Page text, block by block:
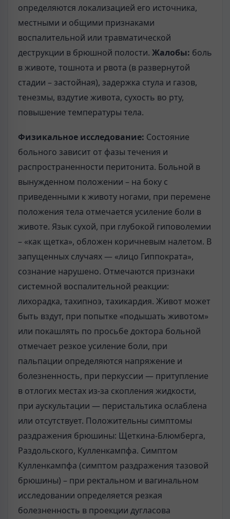
определяются локализацией его источника,
местными и общими признаками
воспалительной или травматической
деструкции в брюшной полости. Жалобы: боль
в животе, тошнота и рвота (в развернутой
стадии – застойная), задержка стула и газов,
тенезмы, вздутие живота, сухость во рту,
повышение температуры тела.
Физикальное исследование: Состояние
больного зависит от фазы течения и
распространенности перитонита. Больной в
вынужденном положении – на боку с
приведенными к животу ногами, при перемене
положения тела отмечается усиление боли в
животе. Язык сухой, при глубокой гиповолемии
– «как щетка», обложен коричневым налетом. В
запущенных случаях — «лицо Гиппократа»,
сознание нарушено. Отмечаются признаки
системной воспалительной реакции:
лихорадка, тахипноэ, тахикардия. Живот может
быть вздут, при попытке «подышать животом»
или покашлять по просьбе доктора больной
отмечает резкое усиление боли, при
пальпации определяются напряжение и
болезненность, при перкуссии — притупление
в отлогих местах из-за скопления жидкости,
при аускультации — перистальтика ослаблена
или отсутствует. Положительны симптомы
раздражения брюшины: Щеткина-Блюмберга,
Раздольского, Кулленкампфа. Симптом
Кулленкампфа (симптом раздражения тазовой
брюшины) – при ректальном и вагинальном
исследовании определяется резкая
болезненность в проекции дугласова